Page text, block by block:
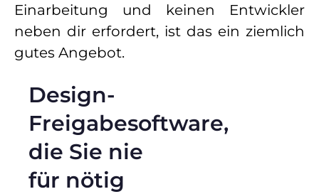
Einarbeitung und keinen Entwickler
neben dir erfordert, ist das ein ziemlich
gutes Angebot.
Design-
Freigabesoftware,
die Sie nie
für nötig